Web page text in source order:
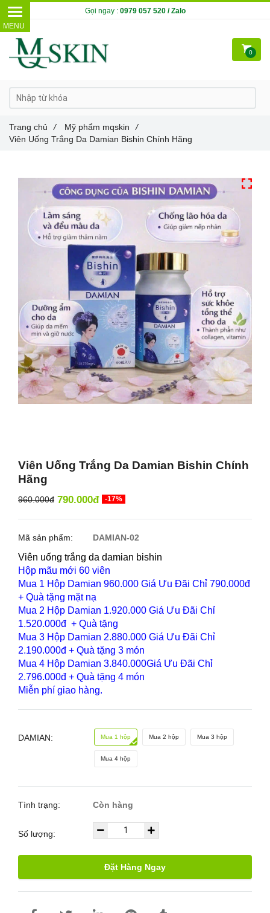
Viên Uống Trắng Da Damian Bishin Chính
Hãng
960.000đ 790.000đ -17%
Mã sản phẩm: DAMIAN-02
Viên uống trắng da damian bishin
Hộp mãu mới 60 viên
Mua 1 Hộp Damian 960.000 Giá Ưu Đãi Chỉ 790.000đ
+ Quà tặng mặt nạ
Mua 2 Hộp Damian 1.920.000 Giá Ưu Đãi Chỉ
1.520.000đ + Quà tặng
Mua 3 Hộp Damian 2.880.000 Giá Ưu Đãi Chỉ
2.190.000đ + Quà tặng 3 món
Mua 4 Hộp Damian 3.840.000Giá Ưu Đãi Chỉ
2.796.000đ + Quà tặng 4 món
Miễn phí giao hàng.
DAMIAN: Mua 1 hộp Mua 2 hộp Mua 3 hộp
Mua 4 hộp
Tình trạng: Còn hàng
Số lượng:
Đặt Hàng Ngay
Trang chủ / Mỹ phẩm mqskin
/
Viên Uống Trắng Da Damian Bishin Chính Hãng
Gọi ngay : 0979 057 520 / Zalo
0